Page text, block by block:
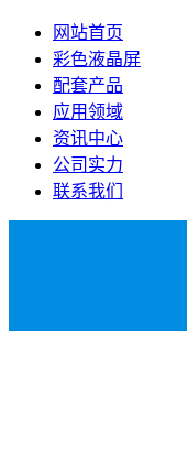
网站首页
彩色液晶屏
配套产品
应用领域
资讯中心
公司实力
联系我们